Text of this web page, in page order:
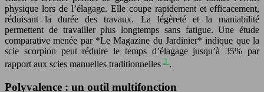
physique lors de l’élagage. Elle coupe rapidement et efficacement,
réduisant la durée des travaux. La légèreté et la maniabilité
permettent de travailler plus longtemps sans fatigue. Une étude
comparative menée par *Le Magazine du Jardinier* indique que la
scie scorpion peut réduire le temps d’élagage jusqu’à 35% par
rapport aux scies manuelles traditionnelles 3 .
Polyvalence : un outil multifonction